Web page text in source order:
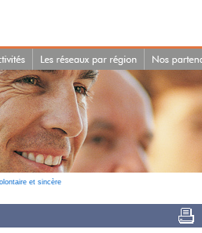
et sincère